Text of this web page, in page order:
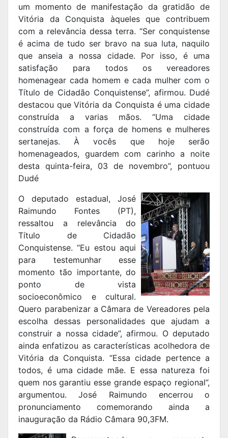
um momento de manifestação da gratidão de
Vitória da Conquista àqueles que contribuem
com a relevância dessa terra. “Ser conquistense
é acima de tudo ser bravo na sua luta, naquilo
que anseia a nossa cidade. Por isso, é uma
satisfação para todos os vereadores
homenagear cada homem e cada mulher com o
Título de Cidadão Conquistense”, afirmou. Dudé
destacou que Vitória da Conquista é uma cidade
construída a varias mãos. “Uma cidade
construída com a força de homens e mulheres
sertanejas. À vocês que hoje serão
homenageados, guardem com carinho a noite
desta quinta-feira, 03 de novembro”, pontuou
Dudé
O deputado estadual, José
Raimundo Fontes (PT),
ressaltou a relevância do
Título de Cidadão
Conquistense. “Eu estou aqui
para testemunhar esse
momento tão importante, do
ponto de vista
socioeconômico e cultural.
Quero parabenizar a Câmara de Vereadores pela
escolha dessas personalidades que ajudam a
construir a nossa cidade”, afirmou. O deputado
ainda enfatizou as características acolhedora de
Vitória da Conquista. “Essa cidade pertence a
todos, é uma cidade mãe. E essa natureza foi
quem nos garantiu esse grande espaço regional”,
argumentou. José Raimundo encerrou o
pronunciamento comemorando ainda a
inauguração da Rádio Câmara 90,3FM.